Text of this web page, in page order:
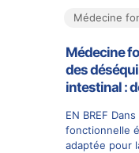
Médecine
Médecine
des
intestinal :
EN BREF
fonctionnelle
adaptée pour